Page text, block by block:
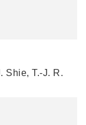
Shie, T.-J. R.